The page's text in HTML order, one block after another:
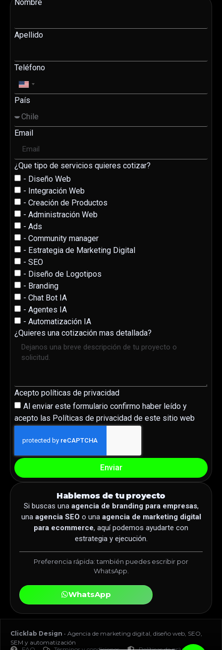
Hablemos de tu proyecto
Si buscas una agencia de branding para empresas,
una agencia SEO o una agencia de marketing digital
para ecommerce, aquí podemos ayudarte con
estrategia y ejecución.
Preferencia rápida: también puedes escribir por
WhatsApp.
WhatsApp
Nombre
Apellido
Teléfono
United
States
País
Email
¿Que tipo de servicios quieres cotizar?
- Diseño Web
- Integración Web
- Creación de Productos
- Administración Web
- Ads
- Community manager
- Estrategia de Marketing Digital
- SEO
- Diseño de Logotipos
- Branding
- Chat Bot IA
- Agentes IA
- Automatización IA
¿Quieres una cotización mas detallada?
Acepto políticas de privacidad
Al enviar este formulario confirmo haber leído y
acepto las Políticas de privacidad de este sitio web
Enviar
Clicklab Design • Agencia de marketing digital, diseño web, SEO,
SEM y automatización